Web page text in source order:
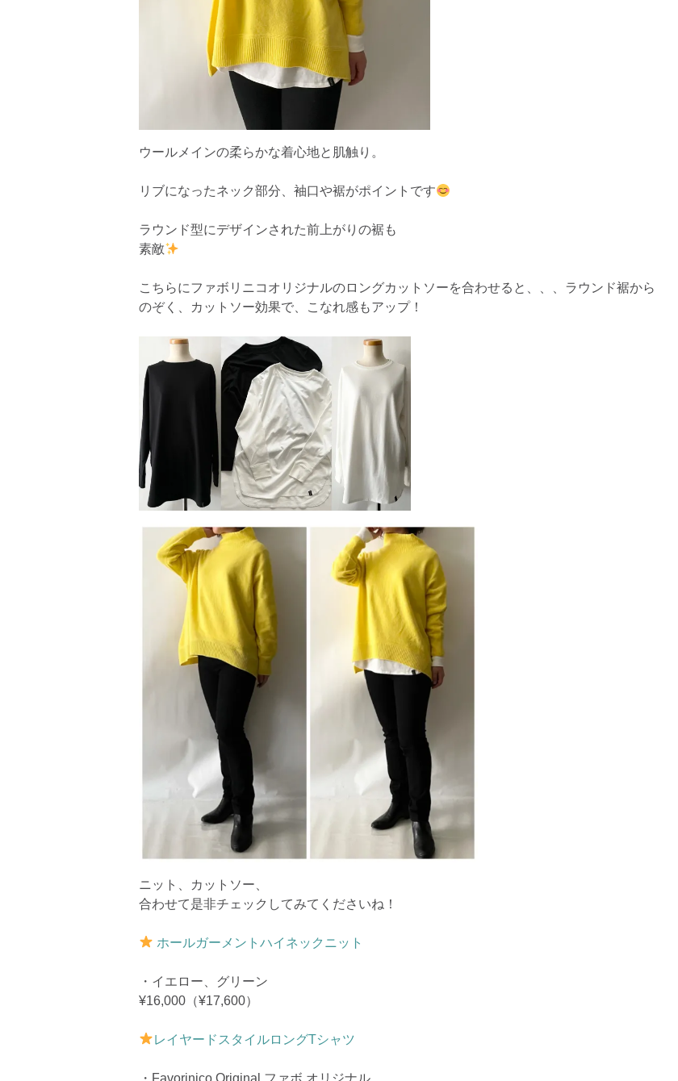
ウールメインの柔らかな着心地と肌触り。
リブになったネック部分、袖口や裾がポイントです
ラウンド型にデザインされた前上がりの裾も
素敵
こちらにファボリニコオリジナルのロングカットソーを合わせると、、、ラウンド裾から
のぞく、カットソー効果で、こなれ感もアップ！
ニット、カットソー、
合わせて是非チェックしてみてくださいね！
ホールガーメントハイネックニット
・イエロー、グリーン
¥16,000（¥17,600）
レイヤードスタイルロングTシャツ
・Favorinico Original ファボ オリジナル